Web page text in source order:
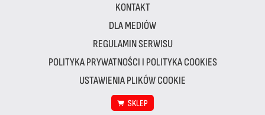
KONTAKT
DLA MEDIÓW
REGULAMIN SERWISU
POLITYKA PRYWATNOŚCI I POLITYKA COOKIES
USTAWIENIA PLIKÓW COOKIE
SKLEP